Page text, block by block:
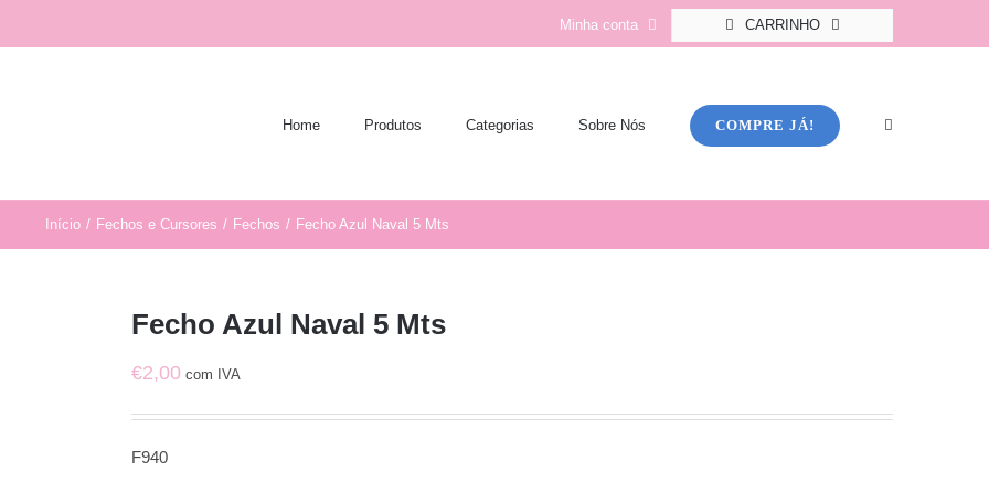
Minha conta CARRINHO
Home Produtos Categorias Sobre Nós COMPRE JÁ!
Início / Fechos e Cursores / Fechos / Fecho Azul Naval 5 Mts
Fecho Azul Naval 5 Mts
€2,00 com IVA
F940